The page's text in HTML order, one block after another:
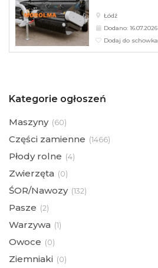
Łódź
Dodano: 16.07.2026
Dodaj do schowka
Kategorie ogłoszeń
Maszyny (60)
Części zamienne (1466)
Płody rolne (4)
Zwierzęta (0)
ŚOR/Nawozy (132)
Pasze (2)
Warzywa (1)
Owoce (0)
Ziemniaki (0)